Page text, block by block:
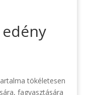
tökéletesen
fagyasztására